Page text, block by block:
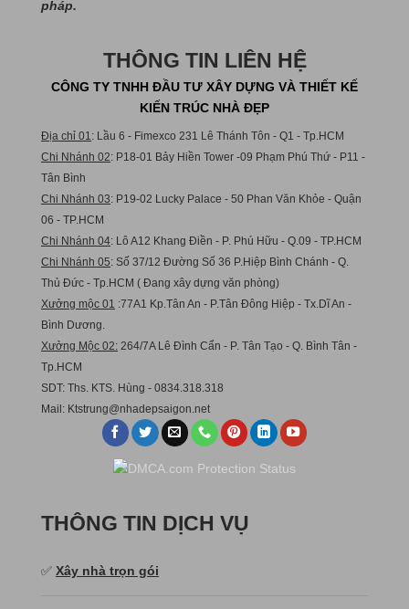
pháp.
THÔNG TIN LIÊN HỆ
CÔNG TY TNHH ĐẦU TƯ XÂY DỰNG VÀ THIẾT KẾ
KIẾN TRÚC NHÀ ĐẸP
Địa chỉ 01 : Lầu 6 - Fimexco 231 Lê Thánh Tôn - Q1 - Tp.HCM
Chi Nhánh 02: P18-01 Bảy Hiền Tower -09 Phạm Phú Thứ - P11 -
Tân Bình
Chi Nhánh 03: P19-02 Lucky Palace - 50 Phan Văn Khỏe - Quận
06 - TP.HCM
Chi Nhánh 04: Lô A12 Khang Điền - P. Phú Hữu - Q.09 - TP.HCM
Chi Nhánh 05: Số 37/12 Đường Số 36 P.Hiệp Bình Chánh - Q.
Thủ Đức - Tp.HCM ( Đang xây dựng văn phòng)
Xưởng mộc 01
:77A1 Kp.Tân An - P.Tân Đông Hiệp - Tx.Dĩ An -
Bình Dương.
Xưởng Mộc 02: 264/7A Lê Đình Cẩn - P. Tân Tạo - Q. Bình Tân -
Tp.HCM
SDT: Ths. KTS. Hùng - 0834.318.318
Mail: Ktstrung@nhadepsaigon.net
THÔNG TIN DỊCH VỤ
✅ Xây nhà trọn gói